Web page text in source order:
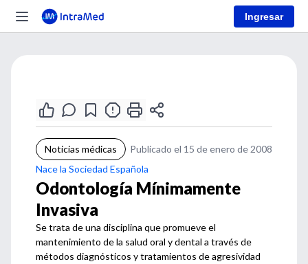
Ingresar
Noticias médicas
Publicado el 15 de enero de 2008
Nace la Sociedad Española
Odontología Mínimamente
Invasiva
Se trata de una disciplina que promueve el
mantenimiento de la salud oral y dental a través de
métodos diagnósticos y tratamientos de agresividad